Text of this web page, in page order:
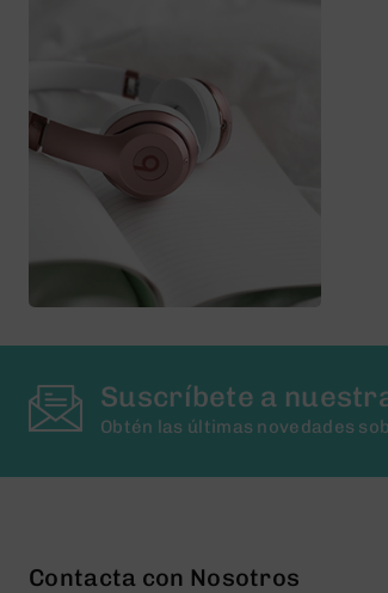
Suscríbete a
Obtén las últimas novedades
Contacta con Nosotros